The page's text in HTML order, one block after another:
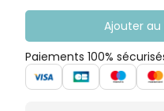
de ses propriétés
d'appareils dentaires,
cas d'hygiène bucco-
Solution sans alcool,
réduire la plaque
gingivale,favorisant la
Ajouter au
Paiements 100%